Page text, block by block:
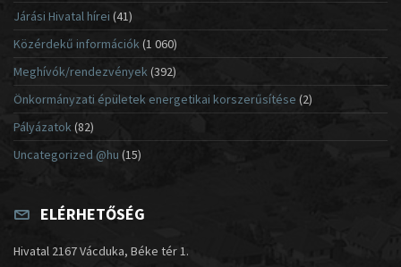
Járási Hivatal hírei (41)
Közérdekű információk(1 060)
Meghívók/rendezvények (392)
Önkormányzati épületek energetikai korszerűsítése (2)
Pályázatok (82)
Uncategorized @hu (15)
ELÉRHETŐSÉG
Hivatal 2167 Vácduka, Béke tér 1.